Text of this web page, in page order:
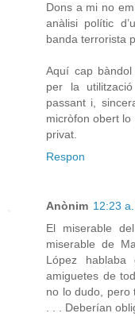
Dons a mi no
anàlisi polític
banda terrorista
Aquí cap
per la
passant i,
micròfon obert lo
privat.
Respon
Anònim 12:23 a.
El miserable
miserable de
López
amiguetes de
no lo dudo, pero
. . . Deberían